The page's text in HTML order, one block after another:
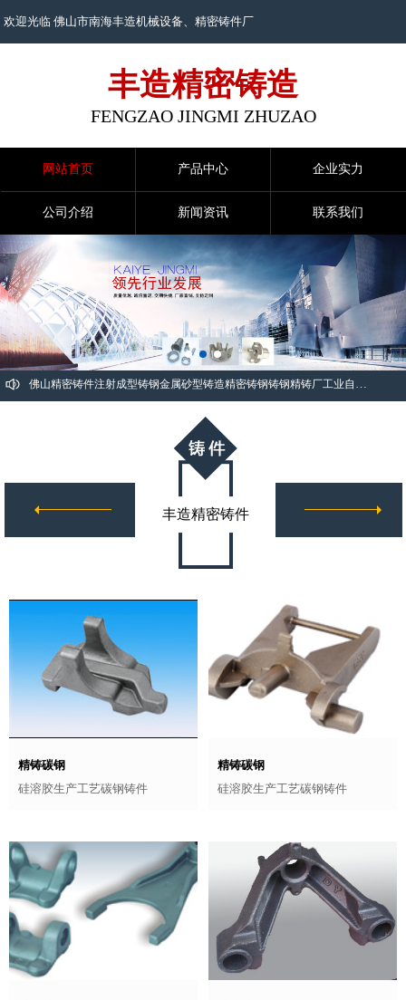
欢迎光临 佛山市南海丰造机械设备、精密铸件厂
丰造精密铸造
FENGZAO JINGMI ZHUZAO
网站首页 产品中心 企业实力
公司介绍 新闻资讯 联系我们
佛山精密铸件注射成型铸钢金属砂型铸造精密铸钢铸钢精铸厂工业自动化精密铸件
丰造精密铸件
精铸碳钢
硅溶胶生产工艺碳钢铸件
精铸碳钢
硅溶胶生产工艺碳钢铸件